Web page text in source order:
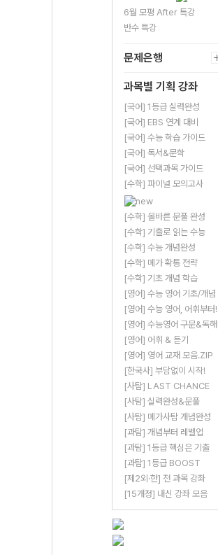
6월 모평 After 특강
반수 특강
문제은행
과목별 기획 강좌
[국어] 1등급 실력완성
[국어] EBS 연계 대비
[국어] 수능 학습 가이드
[국어] 독서&문학
[국어] 선택과목 가이드
[수학] 파이널 모의고사
[수학] 올바른 문풀 완성
[수학] 기출로 읽는 수능
[수학] 수능 개념완성
[수학] 메가 확통 전략
[수학] 기초 개념 학습
[영어] 수능 영어 기초/개념
[영어] 수능 영어, 어휘부터!
[영어] 수능영어 구문&독해
[영어] 어휘 & 듣기
[영어] 영어 교재 모음.ZIP
[한국사] 부담없이 시작!
[사탐] LAST CHANCE
[사탐] 실력완성&문풀
[사탐] 메가사탐 개념완성
[과탐] 개념부터 레벨업
[과탐] 1등급 핵심은 기출
[과탐] 1등급 BOOST
[제2외·한] 전 과목 강좌
[15개정] 내신 강좌 모음